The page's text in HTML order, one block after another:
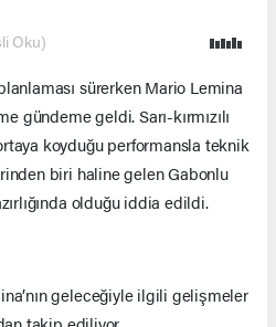
Oku)
sürerken Mario Lemina
geldi. Sarı-kırmızılı
koyduğu performansla teknik
biri haline gelen Gabonlu
olduğu iddia edildi.
geleceğiyle ilgili gelişmeler